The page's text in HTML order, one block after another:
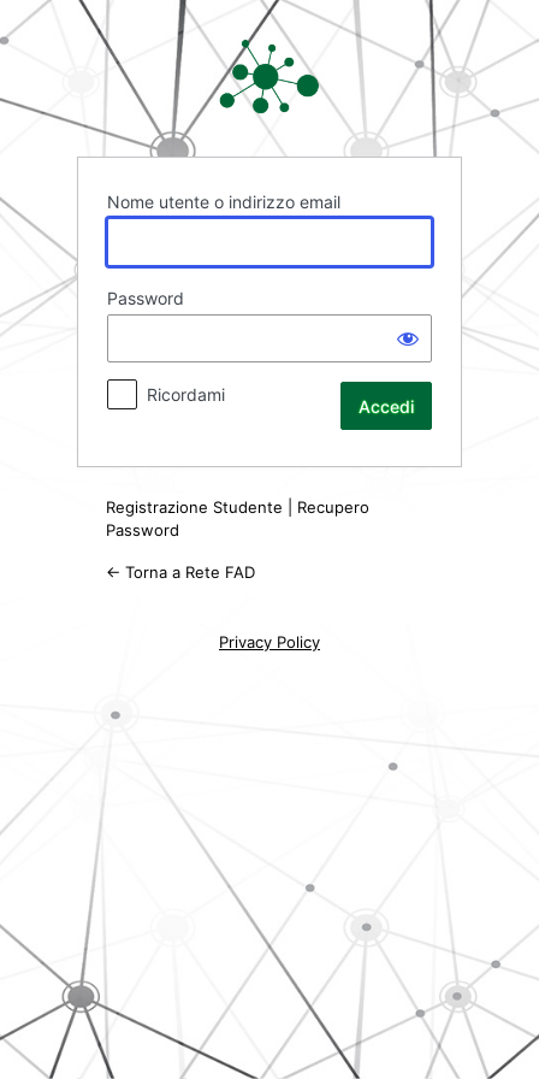
Accedi
Rete FAD
Nome utente o indirizzo email
Password
Ricordami
Registrazione Studente
Recupero
Password
← Torna a Rete FAD
Privacy Policy